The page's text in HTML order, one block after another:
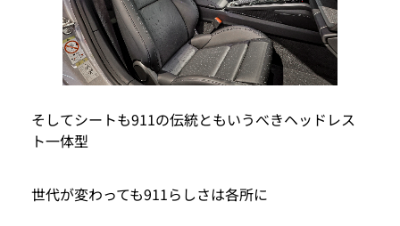
そしてシートも911の伝統ともいうべきヘッドレス
ト一体型
世代が変わっても911らしさは各所に